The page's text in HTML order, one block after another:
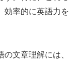
効率的に英語力を
文章理解には、